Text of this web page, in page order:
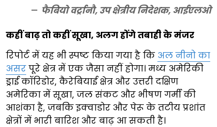
फैबियो वर्ट्रानौ, उप क्षेत्रीय निदेशक, आईएलओ
कहीं बाढ़ तो कहीं सूखा, अलग होंगे तबाही के मंजर
रिपोर्ट में यह भी स्पष्ट किया गया है कि अल नीनो का
असर पूरे क्षेत्र में एक जैसा नहीं होगा। मध्य अमेरिकी
ड्राई कॉरिडोर, कैरेबियाई क्षेत्र और उत्तरी दक्षिण
अमेरिका में सूखा, जल संकट और भीषण गर्मी की
आशंका है, जबकि इक्वाडोर और पेरू के तटीय प्रशांत
क्षेत्रों में भारी बारिश और बाढ़ आ सकती है।